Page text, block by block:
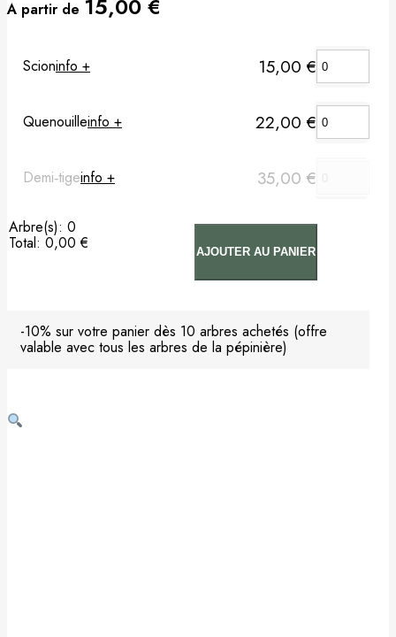
Non classé
A partir de 15,00 €
Scioninfo + 15,00 €
Quenouilleinfo + 22,00 €
Demi‑tigeinfo + 35,00 €
Arbre(s): 0
Total: 0,00 €
0,00 €
AJOUTER AU PANIER
-10% sur votre panier dès 10 arbres achetés (offre
valable avec tous les arbres de la pépinière)